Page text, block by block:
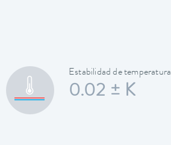
Estabilidad de temperatura
0.02 ± K